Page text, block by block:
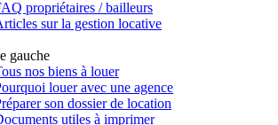
propriétaires / bailleurs
sur la gestion locative
gauche
nos biens à louer
louer avec une agence
son dossier de location
utiles à imprimer